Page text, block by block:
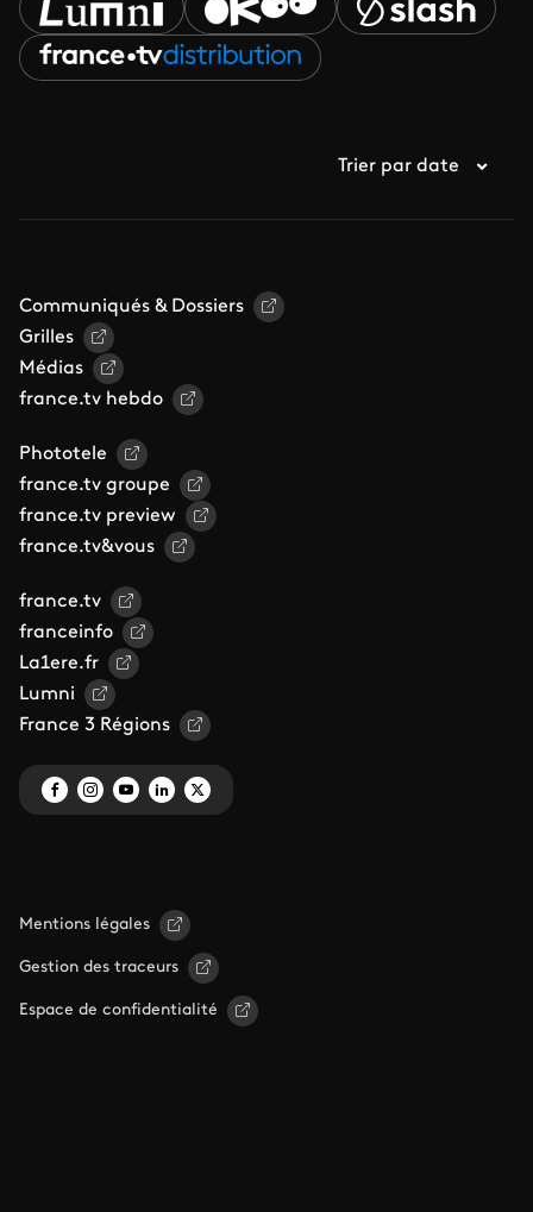
Trier par date
Communiqués & Dossiers
Grilles
Médias
france.tv hebdo
Phototele
france.tv groupe
france.tv preview
france.tv&vous
france.tv
franceinfo
La1ere.fr
Lumni
France 3 Régions
Mentions légales
Gestion des traceurs
Espace de confidentialité